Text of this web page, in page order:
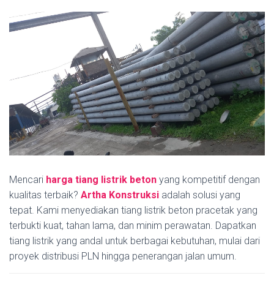
Mencari harga tiang listrik beton yang kompetitif dengan
kualitas terbaik? Artha Konstruksi adalah solusi yang
tepat. Kami menyediakan tiang listrik beton pracetak yang
terbukti kuat, tahan lama, dan minim perawatan. Dapatkan
tiang listrik yang andal untuk berbagai kebutuhan, mulai dari
proyek distribusi PLN hingga penerangan jalan umum.